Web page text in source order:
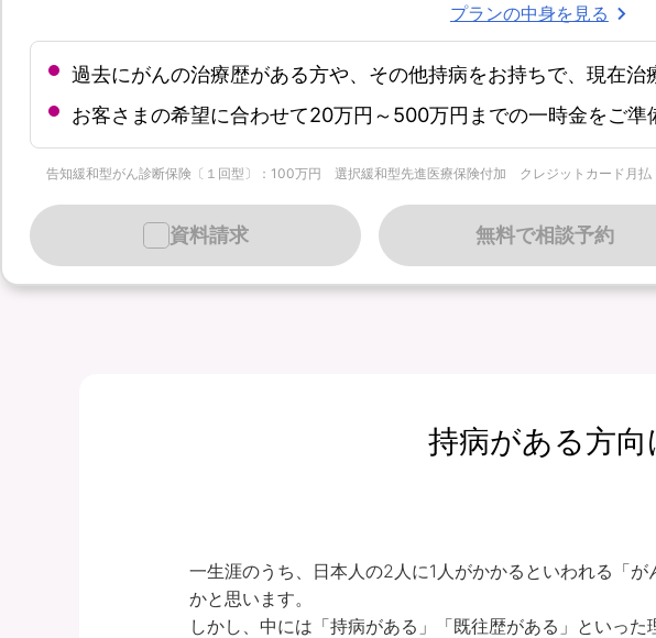
プランの中身を見る
過去にがんの治療歴がある方や、その他持病をお持ちで、現在
お客さまの希望に合わせて20万円～500万円までの一時金をご準
告知緩和型がん診断保険〔１回型〕：100万円 選択緩和型先進医療保険付加 クレジットカード月
無料で相談予約
資料請求
持病がある方
一生涯のうち、日本人の2人に1人がかかるといわれる「
かと思います。
しかし、中には「持病がある」「既往歴がある」といっ